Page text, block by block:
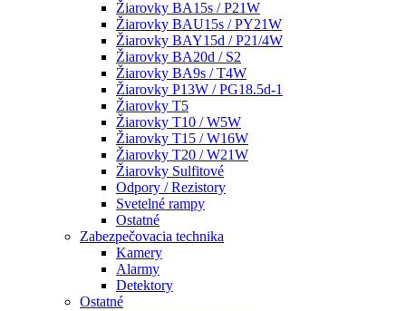
Žiarovky BA15s / P21W
Žiarovky BAU15s / PY21W
Žiarovky BAY15d / P21/4W
Žiarovky BA20d / S2
Žiarovky BA9s / T4W
Žiarovky P13W / PG18.5d-1
Žiarovky T5
Žiarovky T10 / W5W
Žiarovky T15 / W16W
Žiarovky T20 / W21W
Žiarovky Sulfitové
Odpory / Rezistory
Svetelné rampy
Ostatné
Zabezpečovacia technika
Kamery
Alarmy
Detektory
Ostatné